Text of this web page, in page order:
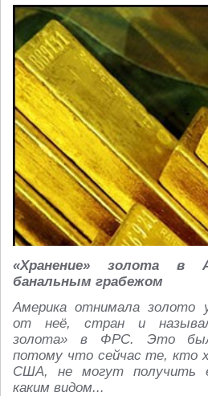
«Хранение» золота в
банальным грабежом
Америка отнимала золото
от неё, стран и
золота» в ФРС. Это
потому что сейчас те, кто
США, не могут получить
каким видом...